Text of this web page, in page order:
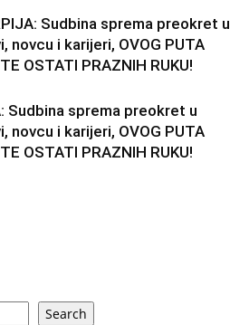
Sudbina sprema preokret u
novcu i karijeri, OVOG PUTA
OSTATI PRAZNIH RUKU!
Sudbina sprema preokret u
novcu i karijeri, OVOG PUTA
OSTATI PRAZNIH RUKU!
Search